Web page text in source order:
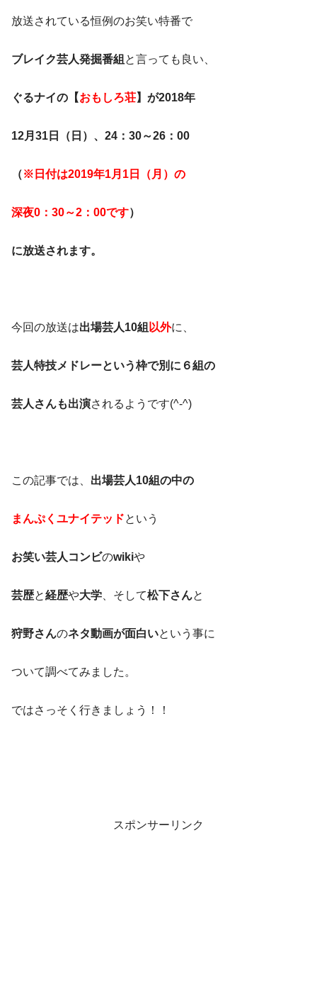
放送されている恒例のお笑い特番で
ブレイク芸人発掘番組 と言っても良い、
ぐるナイの【おもしろ荘】が2018年
12月31日（日）、24：30～26：00
（※日付は2019年1月1日（月）の
深夜0：30～2：00です）
に放送されます。
今回の放送は出場芸人10組 以外に、
芸人特技メドレーという枠で別に６組の
芸人さんも出演されるようです(^-^)
この記事では、 出場芸人10組の中の
まんぷくユナイテッドという
お笑い芸人コンビのwikiや
芸歴と経歴や大学 、そして松下さんと
狩野さんのネタ動画が面白いという事に
ついて調べてみました。
ではさっそく行きましょう！！
スポンサーリンク